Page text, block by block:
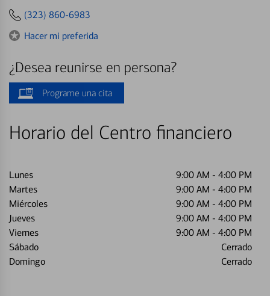
(323) 860-6983
Hacer mi preferida
¿Desea reunirse en persona?
Programe una cita
Horario del Centro financiero
Lunes 9:00 AM - 4:00 PM
Martes
9:00 AM - 4:00 PM
Miércoles
9:00 AM - 4:00 PM
Jueves
9:00 AM - 4:00 PM
Viernes
9:00 AM - 4:00 PM
Sábado
Cerrado
Domingo
Cerrado